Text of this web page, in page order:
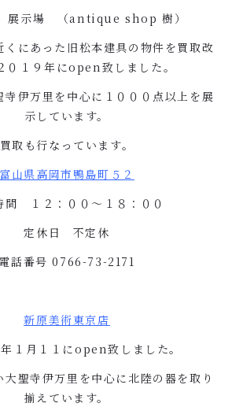
展示場 （antique shop樹）
くにあった旧松本建具の物件を買取改
０１９年にopen致しました。
寺伊万里を中心に１０００点以上を展
示しています。
買取も行なっています。
富山県高岡市鴨島町５２
間 １２：００〜１８：００
定休日 不定休
話番号 0766-73-2171
新原美術東京店
１月１１にopen致しました。
聖寺伊万里を中心に北陸の器を取り
揃えています。